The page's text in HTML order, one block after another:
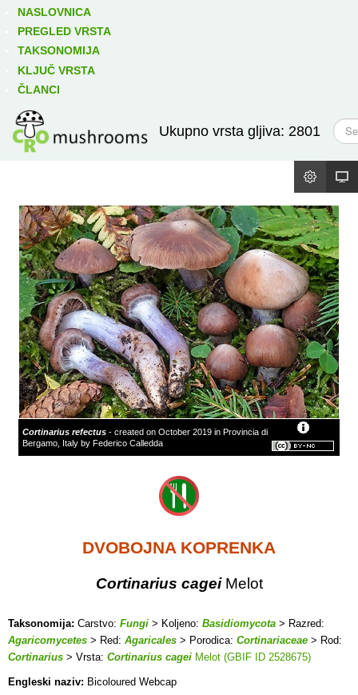
NASLOVNICA
PREGLED VRSTA
TAKSONOMIJA
KLJUČ VRSTA
ČLANCI
Ukupno vrsta gljiva: 2801
T
r
ž
Cortinarius refectus - created on October 2019 in Provincia di
Bergamo, Italy by Federico Calledda
DVOBOJNA KOPRENKA
Cortinarius cagei Melot
Taksonomija: Carstvo: Fungi > Koljeno: Basidiomycota > Razred:
Agaricomycetes > Red: Agaricales > Porodica: Cortinariaceae > Rod:
Cortinarius > Vrsta: Cortinarius cagei Melot (GBIF ID 2528675)
Engleski naziv: Bicoloured Webcap
Izravno podređene niže takse: